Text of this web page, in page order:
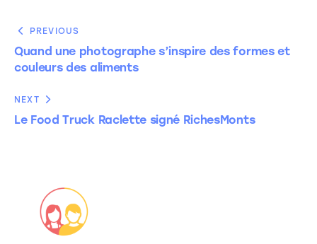
PREVIOUS
Quand une photographe s’inspire des formes et
couleurs des aliments
NEXT
Le Food Truck Raclette signé RichesMonts